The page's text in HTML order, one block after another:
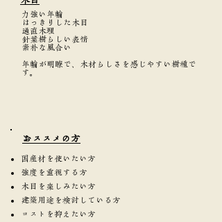
力強い年輪
はっきりした木目
通直木理
針葉樹らしい表情
素朴な風合い
年輪が明瞭で、木材らしさを感じやすい樹種で
す。
​おススメの方
国産材を使いたい方
強度を重視する方
木目を楽しみたい方
建築用途を検討している方
コストを抑えたい方